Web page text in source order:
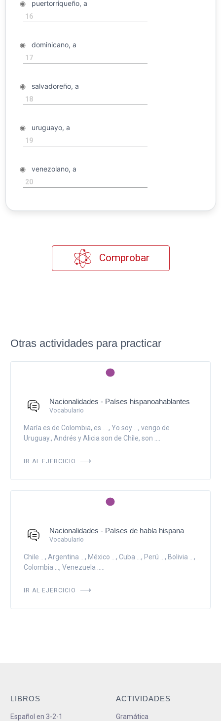
◉puertorriqueño, a
16
◉dominicano, a
17
◉salvadoreño, a
18
◉uruguayo, a
19
◉venezolano, a
20
Comprobar
Otras actividades para practicar
Nacionalidades - Países hispanoahablantes
Vocabulario
María es de Colombia, es ...., Yo soy ..., vengo de
Uruguay., Andrés y Alicia son de Chile, son ....
IR AL EJERCICIO
Nacionalidades - Países de habla hispana
Vocabulario
Chile ..., Argentina ..., México ..., Cuba ..., Perú ..., Bolivia ...,
Colombia ..., Venezuela .....
IR AL EJERCICIO
LIBROS
Español en 3-2-1
ACTIVIDADES
Gramática